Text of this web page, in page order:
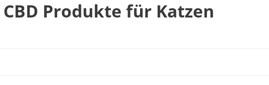
K
CBD Produkte für Katzen